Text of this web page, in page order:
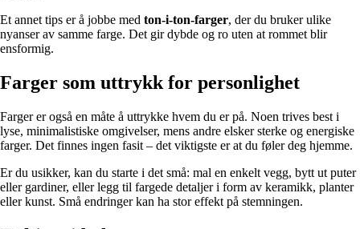
Et annet tips er å jobbe med ton-i-ton-farger, der du bruker ulike
nyanser av samme farge. Det gir dybde og ro uten at rommet blir
ensformig.
Farger som uttrykk for personlighet
Farger er også en måte å uttrykke hvem du er på. Noen trives best i
lyse, minimalistiske omgivelser, mens andre elsker sterke og energiske
farger. Det finnes ingen fasit – det viktigste er at du føler deg hjemme.
Er du usikker, kan du starte i det små: mal en enkelt vegg, bytt ut puter
eller gardiner, eller legg til fargede detaljer i form av keramikk, planter
eller kunst. Små endringer kan ha stor effekt på stemningen.